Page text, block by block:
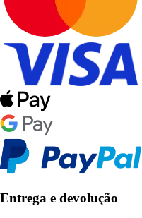
Entrega e devolução